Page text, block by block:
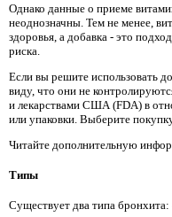
Однако данные о приеме
неоднозначны. Тем не менее,
здоровья, а добавка - это
риска.
Если вы решите использовать
виду, что они не
и лекарствами США (FDA) в
или упаковки. Выберите
Читайте дополнительную
Типы
Существует два типа